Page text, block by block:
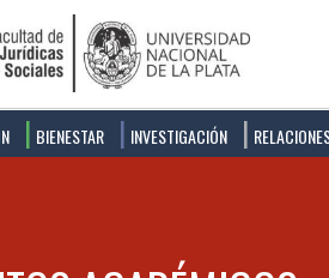
BIENESTAR INVESTIGACIÓN